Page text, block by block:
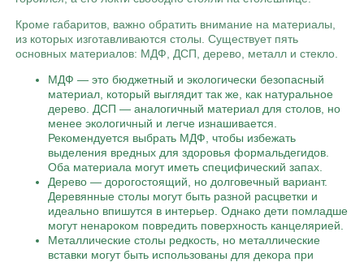
Кроме габаритов, важно обратить внимание на материалы,
из которых изготавливаются столы. Существует пять
основных материалов: МДФ, ДСП, дерево, металл и стекло.
МДФ — это бюджетный и экологически безопасный
материал, который выглядит так же, как натуральное
дерево. ДСП — аналогичный материал для столов, но
менее экологичный и легче изнашивается.
Рекомендуется выбрать МДФ, чтобы избежать
выделения вредных для здоровья формальдегидов.
Оба материала могут иметь специфический запах.
Дерево — дорогостоящий, но долговечный вариант.
Деревянные столы могут быть разной расцветки и
идеально впишутся в интерьер. Однако дети помладше
могут ненароком повредить поверхность канцелярией.
Металлические столы редкость, но металлические
вставки могут быть использованы для декора при